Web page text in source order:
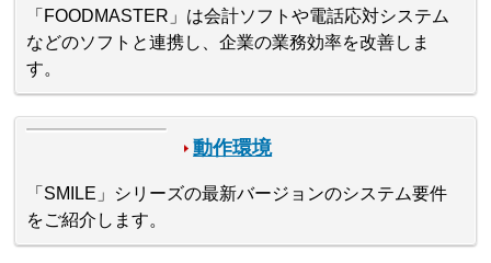
「FOODMASTER」は会計ソフトや電話応対システム
などのソフトと連携し、企業の業務効率を改善しま
す。
動作環境
「SMILE」シリーズの最新バージョンのシステム要件
をご紹介します。